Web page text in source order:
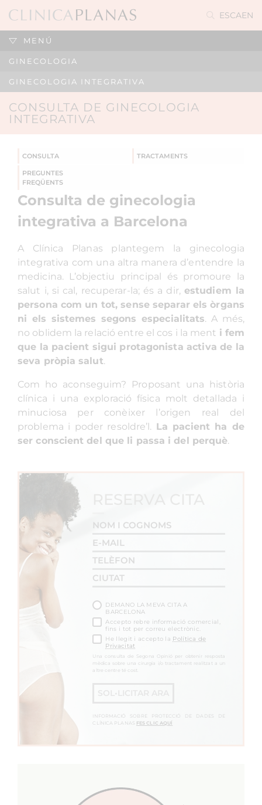
ESCAEN
MENÚ
GINECOLOGIA
GINECOLOGIA INTEGRATIVA
CONSULTA DE GINECOLOGIA
INTEGRATIVA
CONSULTA TRACTAMENTS
PREGUNTES
FREQÜENTS
Consulta de ginecologia
integrativa a Barcelona
A Clínica Planas plantegem la ginecologia
integrativa com una altra manera d’entendre la
medicina. L’objectiu principal és promoure la
salut i, si cal, recuperar-la; és a dir, estudiem la
persona com un tot, sense separar els òrgans
ni els sistemes segons especialitats. A més,
no oblidem la relació entre el cos i la ment i fem
que la pacient sigui protagonista activa de la
seva pròpia salut.
Com ho aconseguim? Proposant una història
clínica i una exploració física molt detallada i
minuciosa per conèixer l’origen real del
problema i poder resoldre’l. La pacient ha de
ser conscient del que li passa i del perquè.
DEMANO LA MEVA CITA A
BARCELONA
Accepto rebre informació comercial,
fins i tot per correu electrònic.
He llegit i accepto la Política de
Privacitat
Una consulta de Segona Opinió per obtenir resposta
mèdica sobre una cirurgia i/o tractament realitzat a un
altre centre té cost.
INFORMACIÓ SOBRE PROTECCIÓ DE DADES DE
CLÍNICA PLANAS FES CLIC AQUÍ